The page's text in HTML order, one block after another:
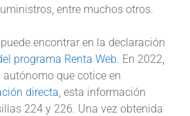
entre muchos otros.
encontrar en la declaración
programa Renta Web. En 2022,
que cotice en
directa , esta información
224 y 226. Una vez obtenida